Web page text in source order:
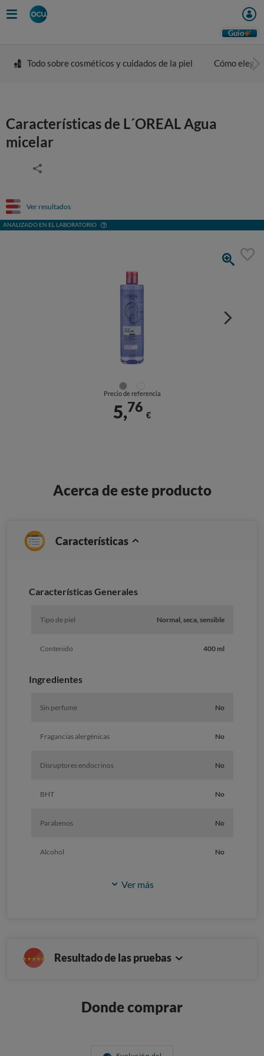
Guio
Todo sobre cosméticos y cuidados de la piel Cómo elegir
Características de L´OREAL Agua
micelar
Ver resultados
ANALIZADO EN EL LABORATORIO
Precio de referencia
5,76
€
Acerca de este producto
Características
Características Generales
Tipo de piel Normal, seca, sensible
Contenido 400 ml
Ingredientes
Sin perfume No
Fragancias alergénicas No
Disruptores endocrinos No
BHT No
Parabenos No
Alcohol No
Ver más
Resultado de las pruebas
Donde comprar